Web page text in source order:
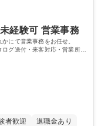
経験可 営業事務
にて営業事務をお任せ。
グ送付・来客対応・営業所内
者歓迎
退職金あり